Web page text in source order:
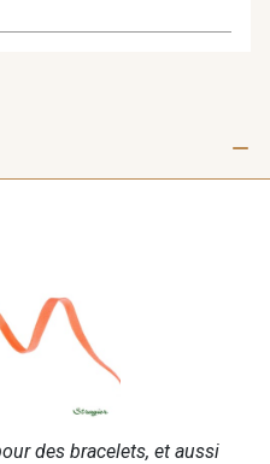
des bracelets, et aussi